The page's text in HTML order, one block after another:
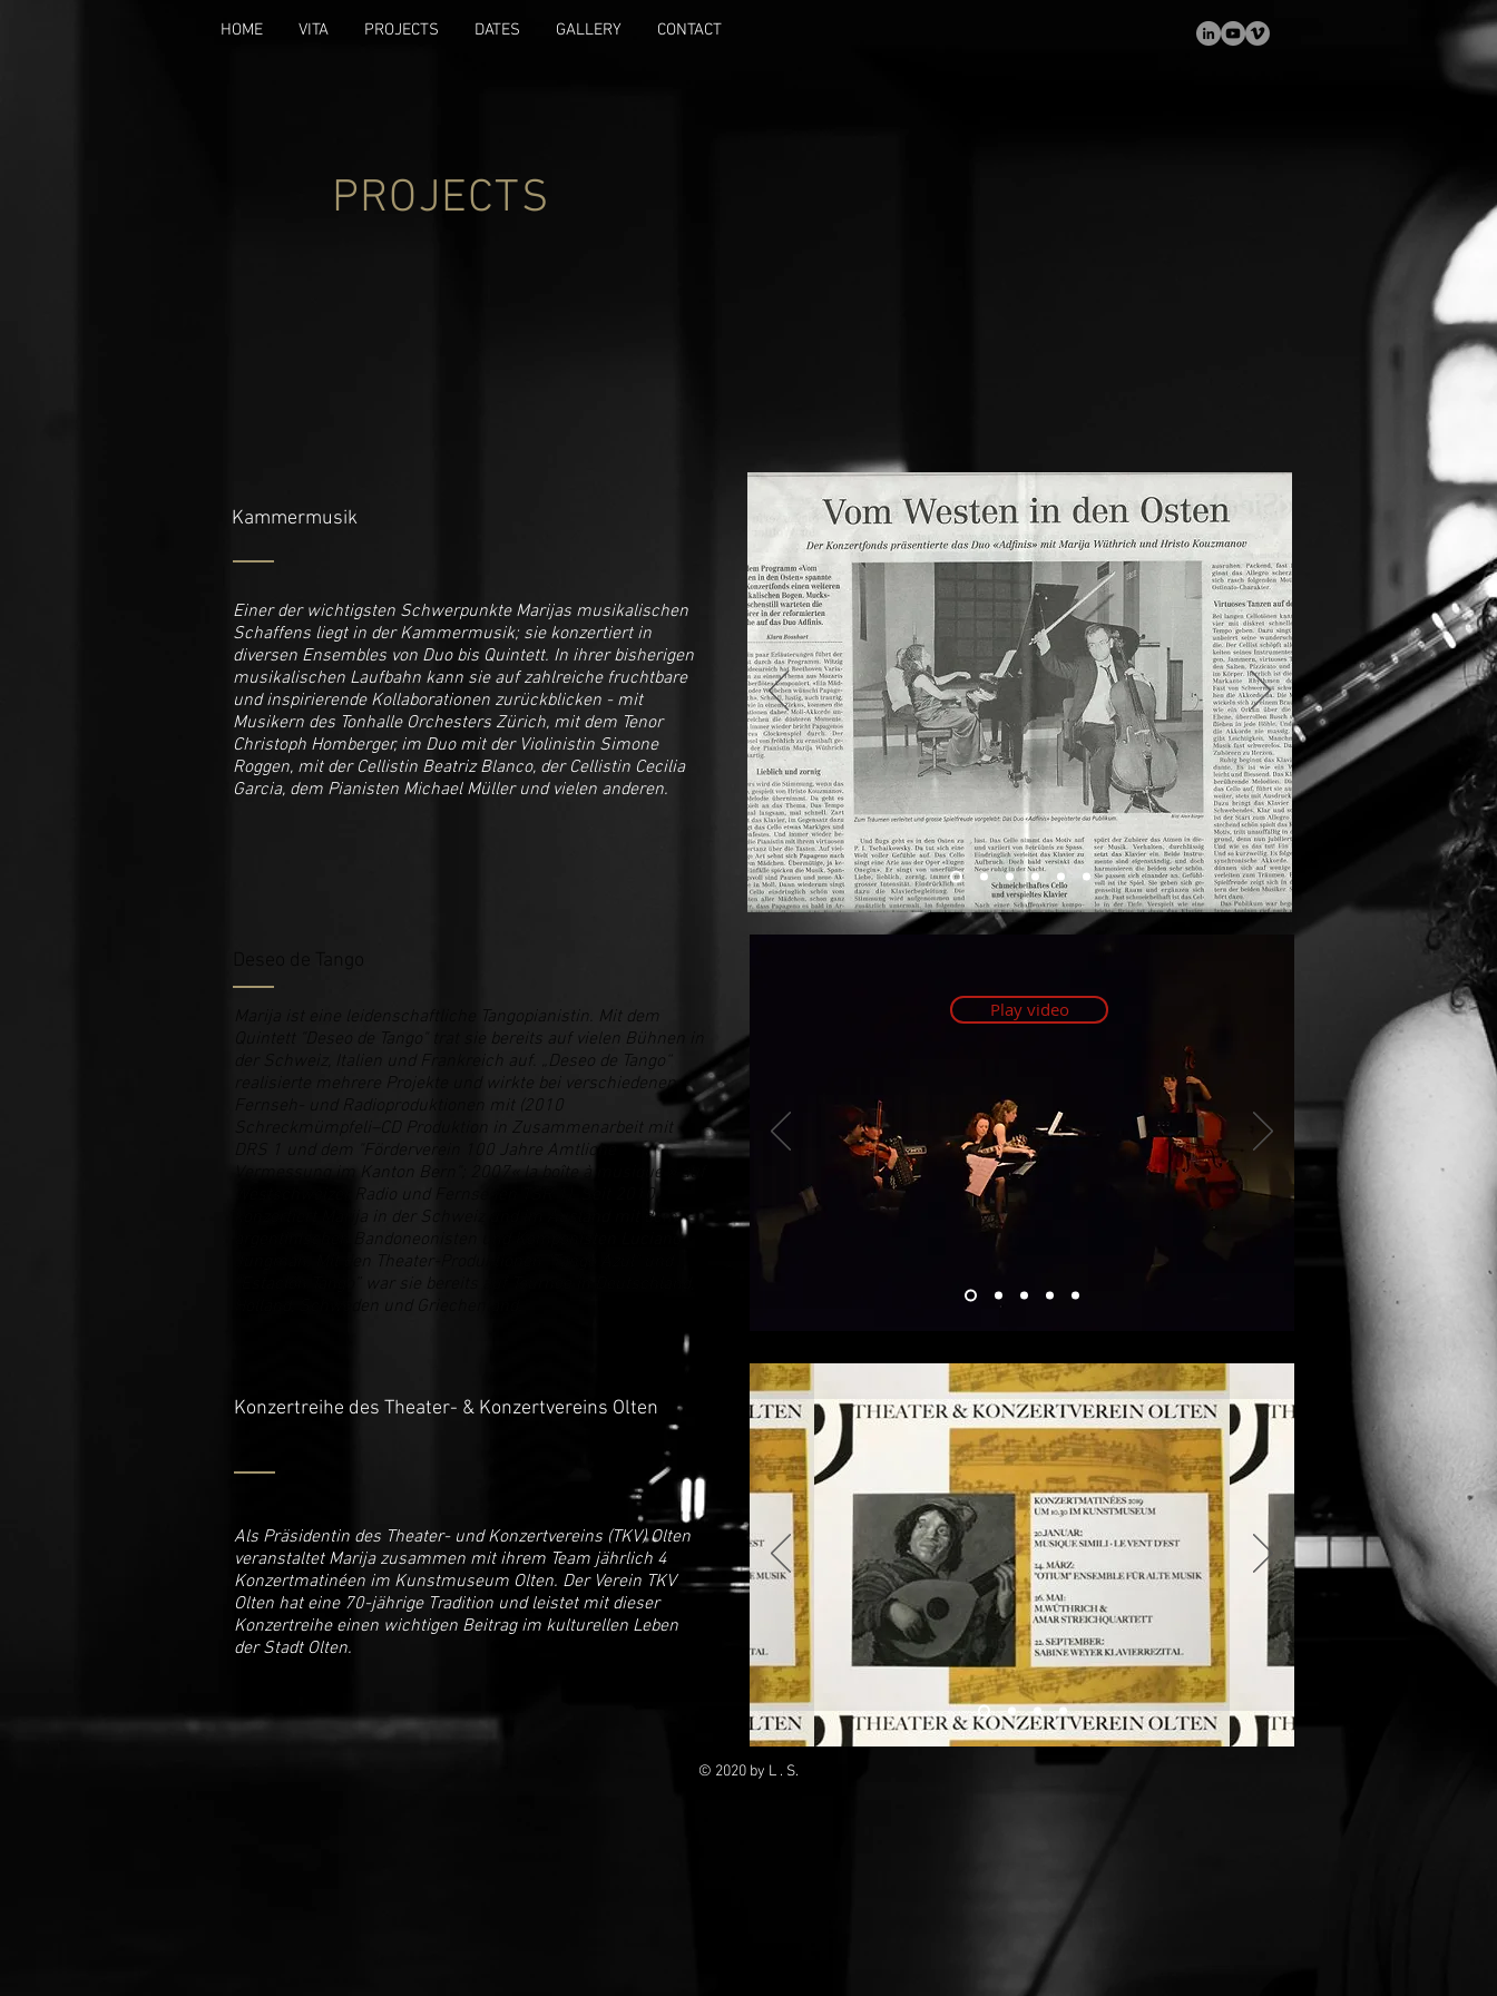
HOME VITA PROJECTS DATES GALLERY CONTACT
PROJECTS
Kammermusik
Einer der wichtigsten Schwerpunkte Marijas musikalischen
Schaffens liegt in der Kammermusik; sie konzertiert in
diversen Ensembles von Duo bis Quintett. In ihrer bisherigen
musikalischen Laufbahn kann sie auf zahlreiche fruchtbare
und inspirierende Kollaborationen zurückblicken - mit
Musikern des Tonhalle Orchesters Zürich, mit dem Tenor
Christoph Homberger, im Duo mit der Violinistin Simone
Roggen, mit der Cellistin Beatriz Blanco, der Cellistin Cecilia
Garcia, dem Pianisten Michael Müller und vielen anderen.
Marija ist eine leidenschaftliche Tangopianistin. Mit dem
Quintett "Deseo de Tango" trat sie bereits auf vielen Bühnen in
der Schweiz, Italien und Frankreich auf. „Deseo de Tango“
realisierte mehrere Projekte und wirkte bei verschiedenen
Fernseh- und Radioproduktionen mit (2010
Schreckmümpfeli–CD Produktion in Zusammenarbeit mit
DRS 1 und dem "Förderverein 100 Jahre Amtliche
Vermessung im Kanton Bern"; 2007« la boîte à musique » auf
Westschweizer Radio und Fernsehen TSR 1). Seit 2010
konzertiert Marija in der Schweiz und im Ausland mit dem
“Estación Tango” war sie bereits auf Tournee in Deutschland,
Play video
Konzertreihe des Theater- & Konzertvereins Olten
Als Präsidentin des Theater- und Konzertvereins (TKV) Olten
veranstaltet Marija zusammen mit ihrem Team jährlich 4
Konzertmatinéen im Kunstmuseum Olten. Der Verein TKV
Olten hat eine 70-jährige Tradition und leistet mit dieser
Konzertreihe einen wichtigen Beitrag im kulturellen Leben
der Stadt Olten.
© 2020by L . S.